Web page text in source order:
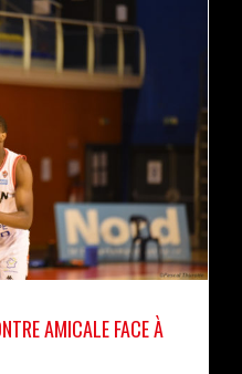
amicale face à Orchies
pro b
AMICALE FACE À